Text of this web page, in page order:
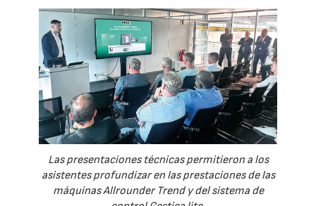
Las presentaciones técnicas permitieron a los
asistentes profundizar en las prestaciones de las
máquinas Allrounder Trend y del sistema de